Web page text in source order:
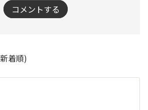
コメントする
着順)